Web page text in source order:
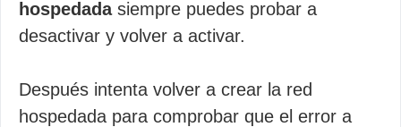
hospedadasiempre puedes probar a
desactivar y volver a activar.
Después intenta volver a crear la red
hospedada para comprobar que el error a